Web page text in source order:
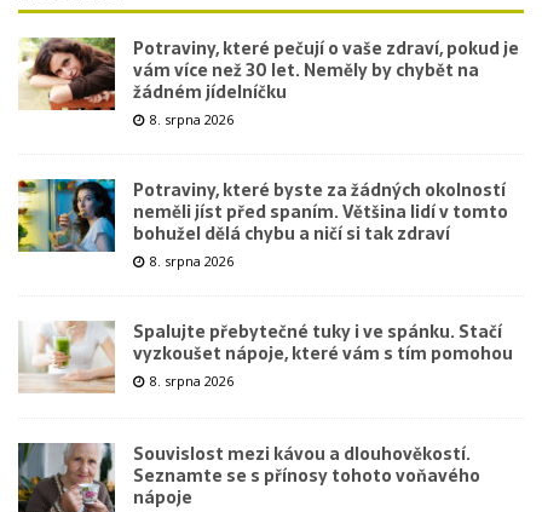
Potraviny, které pečují o vaše zdraví, pokud je
vám více než 30 let. Neměly by chybět na
žádném jídelníčku
8. srpna 2026
Potraviny, které byste za žádných okolností
neměli jíst před spaním. Většina lidí v tomto
bohužel dělá chybu a ničí si tak zdraví
8. srpna 2026
Spalujte přebytečné tuky i ve spánku. Stačí
vyzkoušet nápoje, které vám s tím pomohou
8. srpna 2026
Souvislost mezi kávou a dlouhověkostí.
Seznamte se s přínosy tohoto voňavého
nápoje